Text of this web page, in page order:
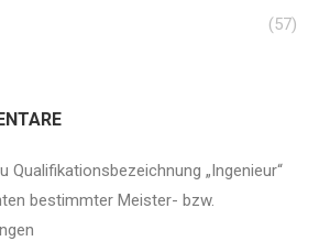
(57)
Qualifikationsbezeichnung „Ingenieur“
bestimmter Meister- bzw.